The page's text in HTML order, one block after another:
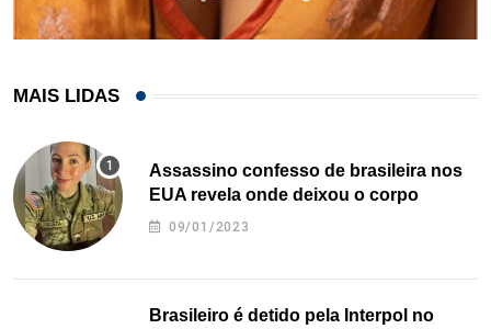
MAIS LIDAS
Assassino confesso de brasileira nos
EUA revela onde deixou o corpo
09/01/2023
Brasileiro é detido pela Interpol no